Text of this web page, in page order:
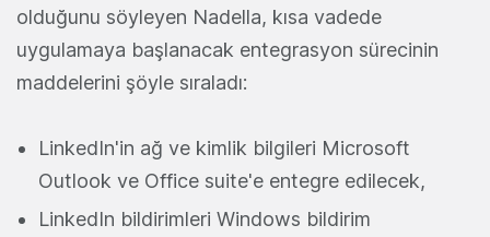
olduğunu söyleyen Nadella, kısa vadede
uygulamaya başlanacak entegrasyon sürecinin
maddelerini şöyle sıraladı:
LinkedIn'in ağ ve kimlik bilgileri Microsoft
Outlook ve Office suite'e entegre edilecek,
LinkedIn bildirimleri Windows bildirim